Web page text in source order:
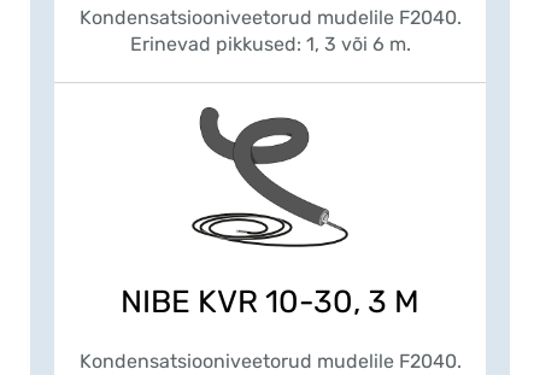
Kondensatsiooniveetorud mudelile F2040.
Erinevad pikkused: 1, 3 või 6 m.
NIBE KVR 10-30, 3 M
Kondensatsiooniveetorud mudelile F2040.